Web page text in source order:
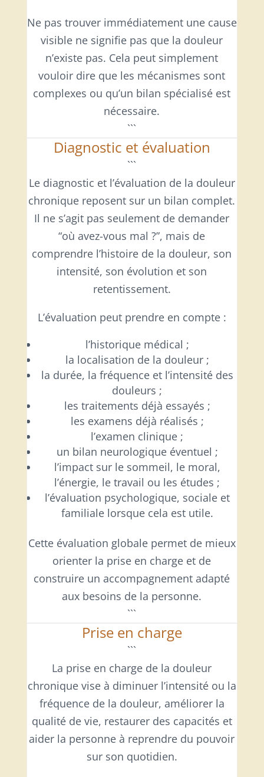
Ne pas trouver immédiatement une cause
visible ne signifie pas que la douleur
n’existe pas. Cela peut simplement
vouloir dire que les mécanismes sont
complexes ou qu’un bilan spécialisé est
nécessaire.
```
Diagnostic et évaluation
```
Le diagnostic et l’évaluation de la douleur
chronique reposent sur un bilan complet.
Il ne s’agit pas seulement de demander
“où avez-vous mal ?”, mais de
comprendre l’histoire de la douleur, son
intensité, son évolution et son
retentissement.
L’évaluation peut prendre en compte :
l’historique médical ;
la localisation de la douleur ;
la durée, la fréquence et l’intensité des
douleurs ;
les traitements déjà essayés ;
les examens déjà réalisés ;
l’examen clinique ;
un bilan neurologique éventuel ;
l’impact sur le sommeil, le moral,
l’énergie, le travail ou les études ;
l’évaluation psychologique, sociale et
familiale lorsque cela est utile.
Cette évaluation globale permet de mieux
orienter la prise en charge et de
construire un accompagnement adapté
aux besoins de la personne.
```
Prise en charge
```
La prise en charge de la douleur
chronique vise à diminuer l’intensité ou la
fréquence de la douleur, améliorer la
qualité de vie, restaurer des capacités et
aider la personne à reprendre du pouvoir
sur son quotidien.